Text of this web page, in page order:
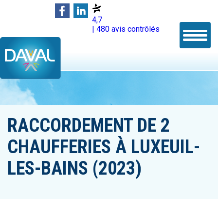
4,7
| 480 avis contrôlés
RACCORDEMENT DE 2
CHAUFFERIES À LUXEUIL-
LES-BAINS (2023)